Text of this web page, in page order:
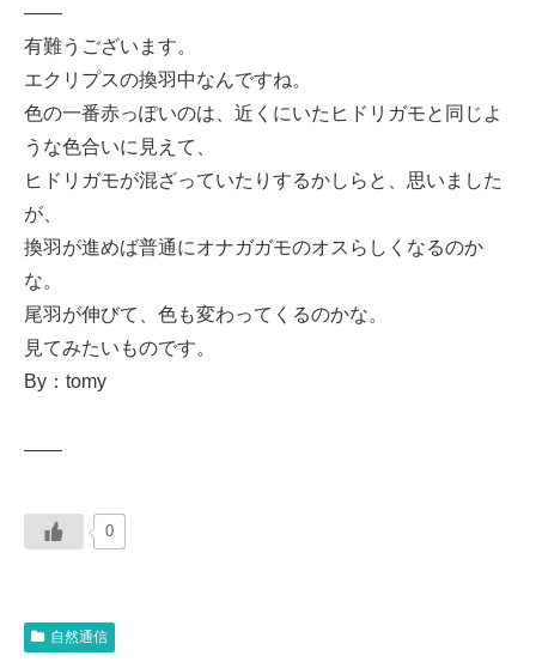
——
有難うございます。
エクリプスの換羽中なんですね。
色の一番赤っぽいのは、近くにいたヒドリガモと同じよ
うな色合いに見えて、
ヒドリガモが混ざっていたりするかしらと、思いました
が、
換羽が進めば普通にオナガガモのオスらしくなるのか
な。
尾羽が伸びて、色も変わってくるのかな。
見てみたいものです。
By：tomy
——
0
自然通信